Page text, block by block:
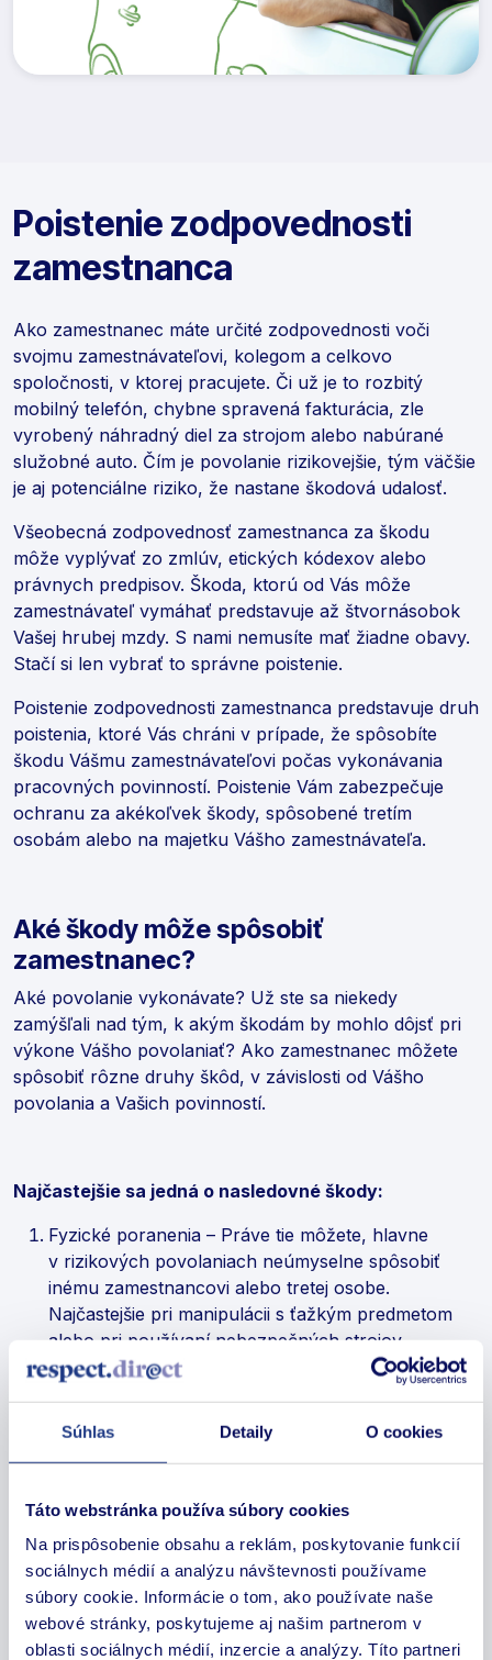
Súhlas Detaily O cookies
Táto webstránka používa súbory cookies
Na prispôsobenie obsahu a reklám, poskytovanie funkcií
sociálnych médií a analýzu návštevnosti používame
súbory cookie. Informácie o tom, ako používate naše
webové stránky, poskytujeme aj našim partnerom v
oblasti sociálnych médií, inzercie a analýzy. Títo partneri
Poistenie zodpovednosti
zamestnanca
Ako zamestnanec máte určité zodpovednosti voči
svojmu zamestnávateľovi, kolegom a celkovo
spoločnosti, v ktorej pracujete. Či už je to rozbitý
mobilný telefón, chybne spravená fakturácia, zle
vyrobený náhradný diel za strojom alebo nabúrané
služobné auto. Čím je povolanie rizikovejšie, tým väčšie
je aj potenciálne riziko, že nastane škodová udalosť.
Všeobecná zodpovednosť zamestnanca za škodu
môže vyplývať zo zmlúv, etických kódexov alebo
právnych predpisov. Škoda, ktorú od Vás môže
zamestnávateľ vymáhať predstavuje až štvornásobok
Vašej hrubej mzdy. S nami nemusíte mať žiadne obavy.
Stačí si len vybrať to správne poistenie.
Poistenie zodpovednosti zamestnanca predstavuje druh
poistenia, ktoré Vás chráni v prípade, že spôsobíte
škodu Vášmu zamestnávateľovi počas vykonávania
pracovných povinností. Poistenie Vám zabezpečuje
ochranu za akékoľvek škody, spôsobené tretím
osobám alebo na majetku Vášho zamestnávateľa.
Aké škody môže spôsobiť
zamestnanec?
Aké povolanie vykonávate? Už ste sa niekedy
zamýšľali nad tým, k akým škodám by mohlo dôjsť pri
výkone Vášho povolaniať? Ako zamestnanec môžete
spôsobiť rôzne druhy škôd, v závislosti od Vášho
povolania a Vašich povinností.
Najčastejšie sa jedná o nasledovné škody:
Fyzické poranenia – Práve tie môžete, hlavne
v rizikových povolaniach neúmyselne spôsobiť
inému zamestnancovi alebo tretej osobe.
Najčastejšie pri manipulácii s ťažkým predmetom
alebo pri používaní nebezpečných strojov.
Materiálne škody – Poškodiť alebo zničiť majetok
Stať sa tak môže pri manipulácii s nástrojmi alebo
hocikedy, napríklad. aj pri faktúre alebo
nesprávnym použitím finančných prostriedkov
Právne problémy – Ak porušíte autorské práva
alebo sa dopustíte podvodu
Neschopnosť plniť pracovné povinnosti –
Neplnením pracovných povinností môžete ohroziť